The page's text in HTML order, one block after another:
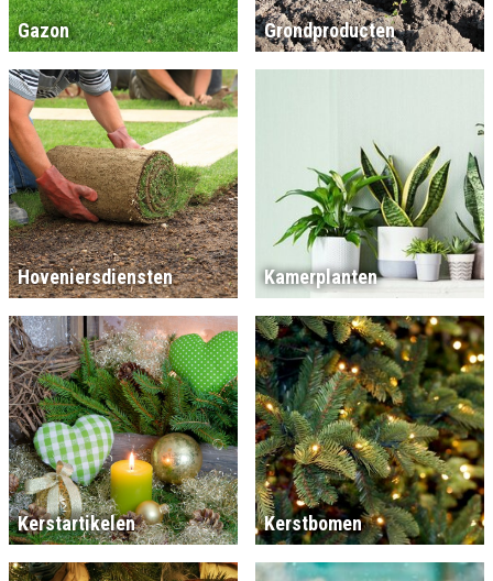
Gazon Grondproducten
Hoveniersdiensten Kamerplanten
Kerstartikelen Kerstbomen